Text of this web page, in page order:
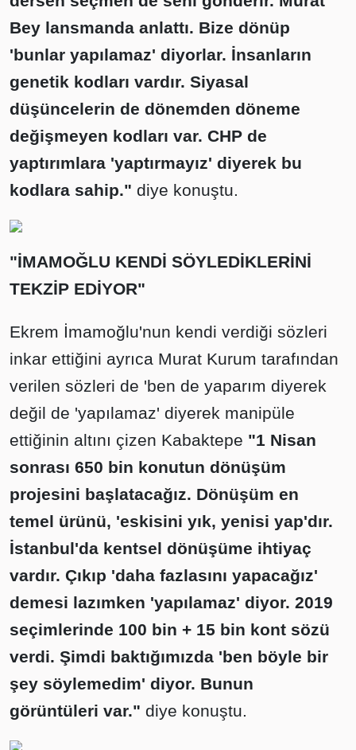
Bey lansmanda anlattı. Bize dönüp
'bunlar yapılamaz' diyorlar. İnsanların
genetik kodları vardır. Siyasal
düşüncelerin de dönemden döneme
değişmeyen kodları var. CHP de
yaptırımlara 'yaptırmayız' diyerek bu
kodlara sahip." diye konuştu.
"İMAMOĞLU KENDİ SÖYLEDİKLERİNİ
TEKZİP EDİYOR"
Ekrem İmamoğlu'nun kendi verdiği sözleri
inkar ettiğini ayrıca Murat Kurum tarafından
verilen sözleri de 'ben de yaparım diyerek
değil de 'yapılamaz' diyerek manipüle
ettiğinin altını çizen Kabaktepe "1 Nisan
sonrası 650 bin konutun dönüşüm
projesini başlatacağız. Dönüşüm en
temel ürünü, 'eskisini yık, yenisi yap'dır.
İstanbul'da kentsel dönüşüme ihtiyaç
vardır. Çıkıp 'daha fazlasını yapacağız'
demesi lazımken 'yapılamaz' diyor. 2019
seçimlerinde 100 bin + 15 bin kont sözü
verdi. Şimdi baktığımızda 'ben böyle bir
şey söylemedim' diyor. Bunun
görüntüleri var." diye konuştu.